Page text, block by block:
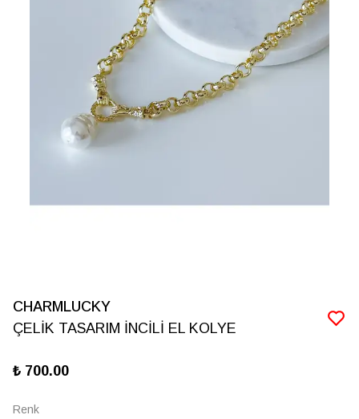
CHARMLUCKY
ÇELİK TASARIM İNCİLİ EL KOLYE
₺ 700.00
Renk